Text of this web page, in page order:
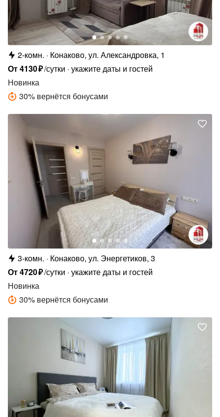
2-комн.
Конаково, ул. Александровка, 1
От4130₽/сутки укажите даты и гостей
Новинка
30% вернётся бонусами
3-комн.
Конаково, ул. Энергетиков, 3
От4720₽/сутки укажите даты и гостей
Новинка
30% вернётся бонусами